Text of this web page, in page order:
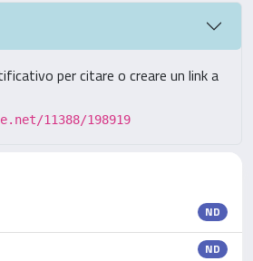
per citare o creare un link a
11388/198919
ND
ND